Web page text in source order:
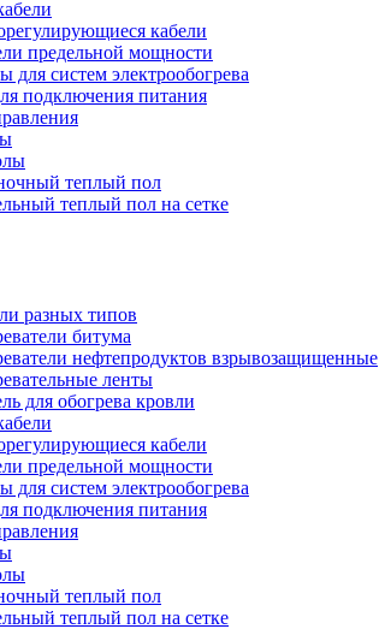
кабели
предельной мощности
для систем электрообогрева
подключения питания
теплый пол
теплый пол на сетке
разных типов
битума
нефтепродуктов взрывозащищенные
ленты
для обогрева кровли
кабели
предельной мощности
для систем электрообогрева
подключения питания
теплый пол
теплый пол на сетке